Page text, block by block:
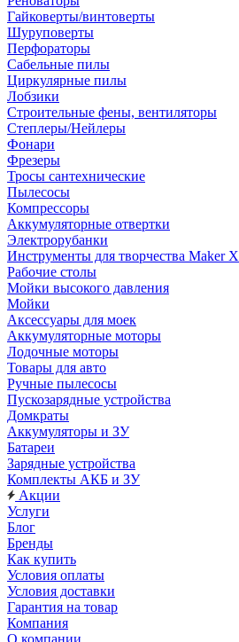
Гайковерты/винтоверты
Шуруповерты
Перфораторы
Сабельные пилы
Циркулярные пилы
Лобзики
Строительные фены, вентиляторы
Степлеры/Нейлеры
Фонари
Фрезеры
Тросы сантехнические
Пылесосы
Компрессоры
Аккумуляторные отвертки
Электрорубанки
Инструменты для творчества Maker X
Рабочие столы
Мойки высокого давления
Мойки
Аксессуары для моек
Аккумуляторные моторы
Лодочные моторы
Товары для авто
Ручные пылесосы
Пускозарядные устройства
Домкраты
Аккумуляторы и ЗУ
Батареи
Зарядные устройства
Комплекты АКБ и ЗУ
Акции
Услуги
Блог
Бренды
Как купить
Условия оплаты
Условия доставки
Гарантия на товар
Компания
О компании